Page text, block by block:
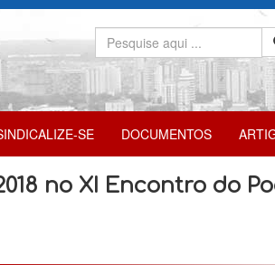
SE DOCUMENTOS
no XI Encontro do